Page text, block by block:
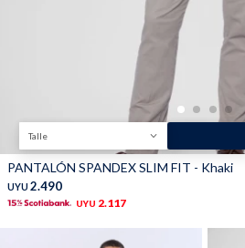
Talle
PANTALÓN SPANDEX SLIM FIT - Khaki
UYU 2.490
UYU 2.117